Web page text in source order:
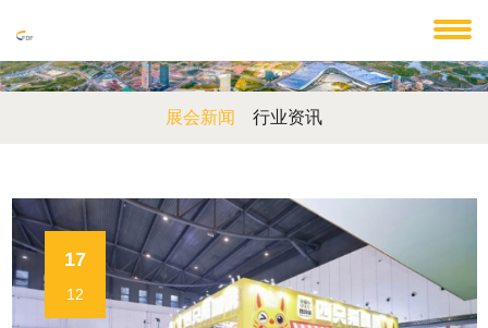
展会新闻 行业资讯
17
12